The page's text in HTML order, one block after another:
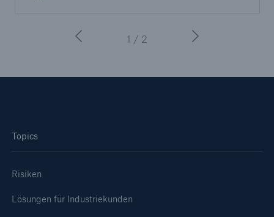
1 / 2
Topics
Risiken
Lösungen für Industriekunden